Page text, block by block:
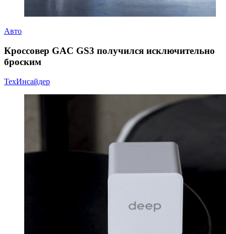
Авто
Кроссовер GAC GS3 получился исключительно
броским
ТехИнсайдер